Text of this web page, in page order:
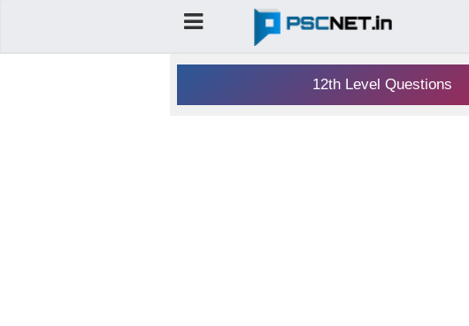
12th Level Questions